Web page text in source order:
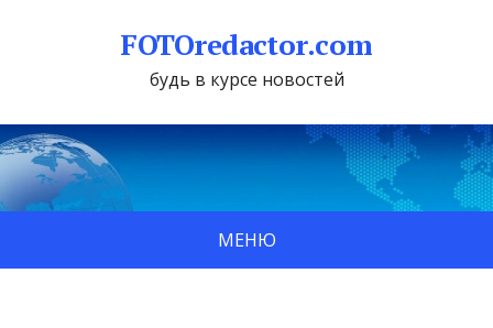
FOTOredactor.com
будь в курсе новостей
МЕНЮ